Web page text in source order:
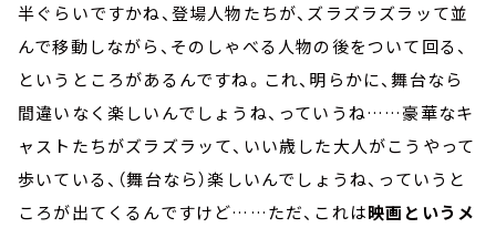
半ぐらいですかね、登場人物たちが、ズラズラズラッて並
んで移動しながら、そのしゃべる人物の後をついて回る、
というところがあるんですね。これ、明らかに、舞台なら
間違いなく楽しいんでしょうね、っていうね……豪華なキ
ャストたちがズラズラッて、いい歳した大人がこうやって
歩いている、（舞台なら）楽しいんでしょうね、っていうと
ころが出てくるんですけど……ただ、これは映画というメ